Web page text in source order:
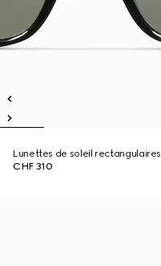
Lunettes de soleil rectangulaires
CHF 310